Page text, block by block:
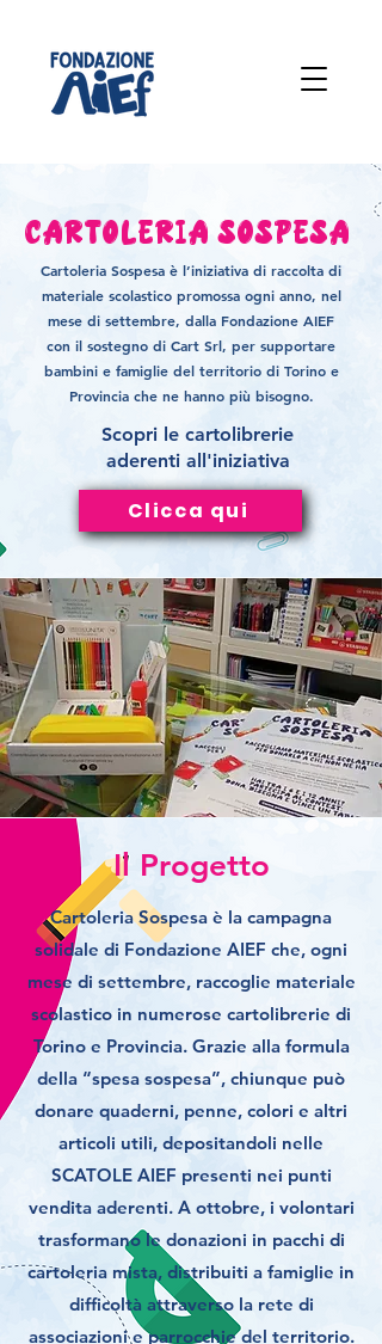
Cartoleria Sospesa
Cartoleria Sospesa è l’iniziativa di raccolta di
materiale scolastico promossa ogni anno, nel
mese di settembre, dalla Fondazione AIEF
con il sostegno di Cart Srl, per supportare
bambini e famiglie del territorio di Torino e
Provincia che ne hanno più bisogno.
Scopri le cartolibrerie
aderenti all'iniziativa
Clicca qui
Il Progetto
Cartoleria Sospesa è la campagna
solidale di Fondazione AIEF che, ogni
mese di settembre, raccoglie materiale
scolastico in numerose cartolibrerie di
Torino e Provincia. Grazie alla formula
della “spesa sospesa”, chiunque può
donare quaderni, penne, colori e altri
articoli utili, depositandoli nelle
SCATOLE AIEF presenti nei punti
vendita aderenti. A ottobre, i volontari
trasformano le donazioni in pacchi di
cartoleria mista, distribuiti a famiglie in
difficoltà attraverso la rete di
associazioni e parrocchie del territorio.